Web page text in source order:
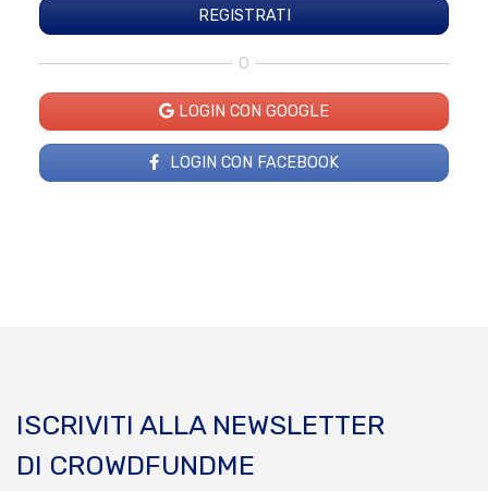
O
LOGIN CON GOOGLE
LOGIN CON FACEBOOK
ISCRIVITI ALLA NEWSLETTER
DI CROWDFUNDME